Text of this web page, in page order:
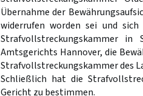
Übernahme der
widerrufen worden sei und
Strafvollstreckungskammer in
Amtsgerichts Hannover, die
Strafvollstreckungskammer des
Schließlich hat die
Gericht zu bestimmen.